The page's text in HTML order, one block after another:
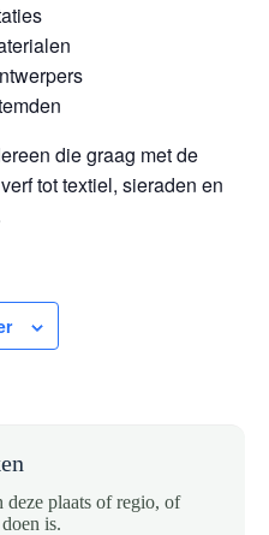
die graag met de
tot textiel, sieraden en
plaats of regio, of
is.